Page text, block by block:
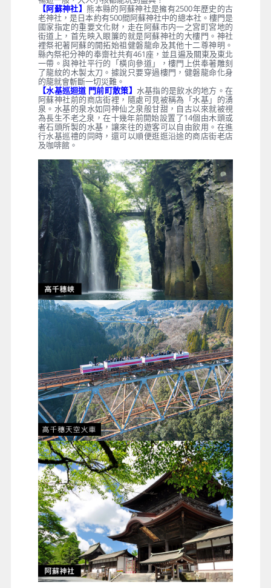
【阿蘇神社】 熊本縣的阿蘇神社是擁有2500年歷史的古
老神社，是日本約有500間阿蘇神社中的總本社。樓門是
國家指定的重要文化財，走在阿蘇市内一之宮町宮地的
街道上，首先映入眼簾的就是阿蘇神社的大樓門。神社
裡祭祀著阿蘇的開拓始祖健磐龍命及其他十二尊神明。
縣內祭祀分神的奉齋社共有461座，並且遍及關東及東北
一帶。與神社平行的「橫向參道」，樓門上供奉著雕刻
了龍紋的木製太刀。據說只要穿過樓門，健磐龍命化身
的龍就會斬斷一切災難。
【水基巡迴道 門前町散策】 水基指的是飲水的地方。在
阿蘇神社前的商店街裡，隨處可見被稱為「水基」的湧
泉。水基的泉水如同神仙之泉般甘甜，自古以來就被視
為長生不老之泉，在十幾年前開始設置了14個由木頭或
者石頭所製的水基，讓來往的遊客可以自由飲用。在進
行水基巡禮的同時，還可以順便逛逛沿途的商店街老店
及咖啡館。